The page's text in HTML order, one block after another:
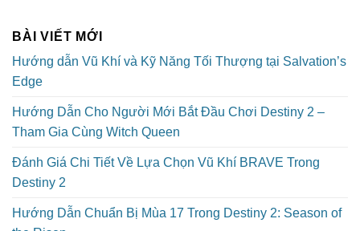
BÀI VIẾT MỚI
Hướng dẫn Vũ Khí và Kỹ Năng Tối Thượng tại Salvation’s
Edge
Hướng Dẫn Cho Người Mới Bắt Đầu Chơi Destiny 2 –
Tham Gia Cùng Witch Queen
Đánh Giá Chi Tiết Về Lựa Chọn Vũ Khí BRAVE Trong
Destiny 2
Hướng Dẫn Chuẩn Bị Mùa 17 Trong Destiny 2: Season of